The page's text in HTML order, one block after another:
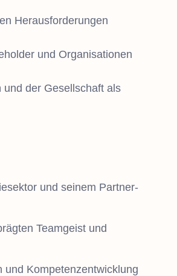
Herausforderungen
und Organisationen
der Gesellschaft als
und seinem Partner-
Teamgeist und
und Kompetenzentwicklung